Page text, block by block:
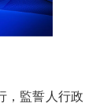
監誓人行政